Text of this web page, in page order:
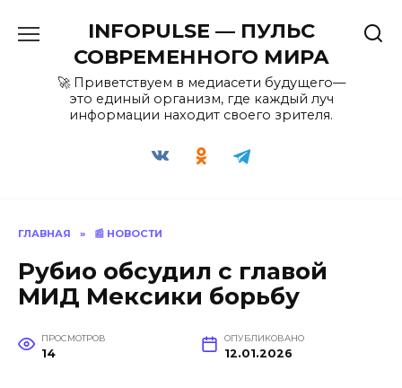
содержанию
INFOPULSE — ПУЛЬС
СОВРЕМЕННОГО МИРА
🚀 Приветствуем в медиасети будущего—
это единый организм, где каждый луч
информации находит своего зрителя.
ГЛАВНАЯ » 📰 НОВОСТИ
Рубио обсудил с главой
МИД Мексики борьбу
ПРОСМОТРОВ
14
ОПУБЛИКОВАНО
12.01.2026